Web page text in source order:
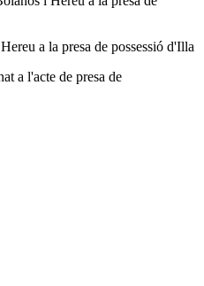
a la presa de possessió d'Illa